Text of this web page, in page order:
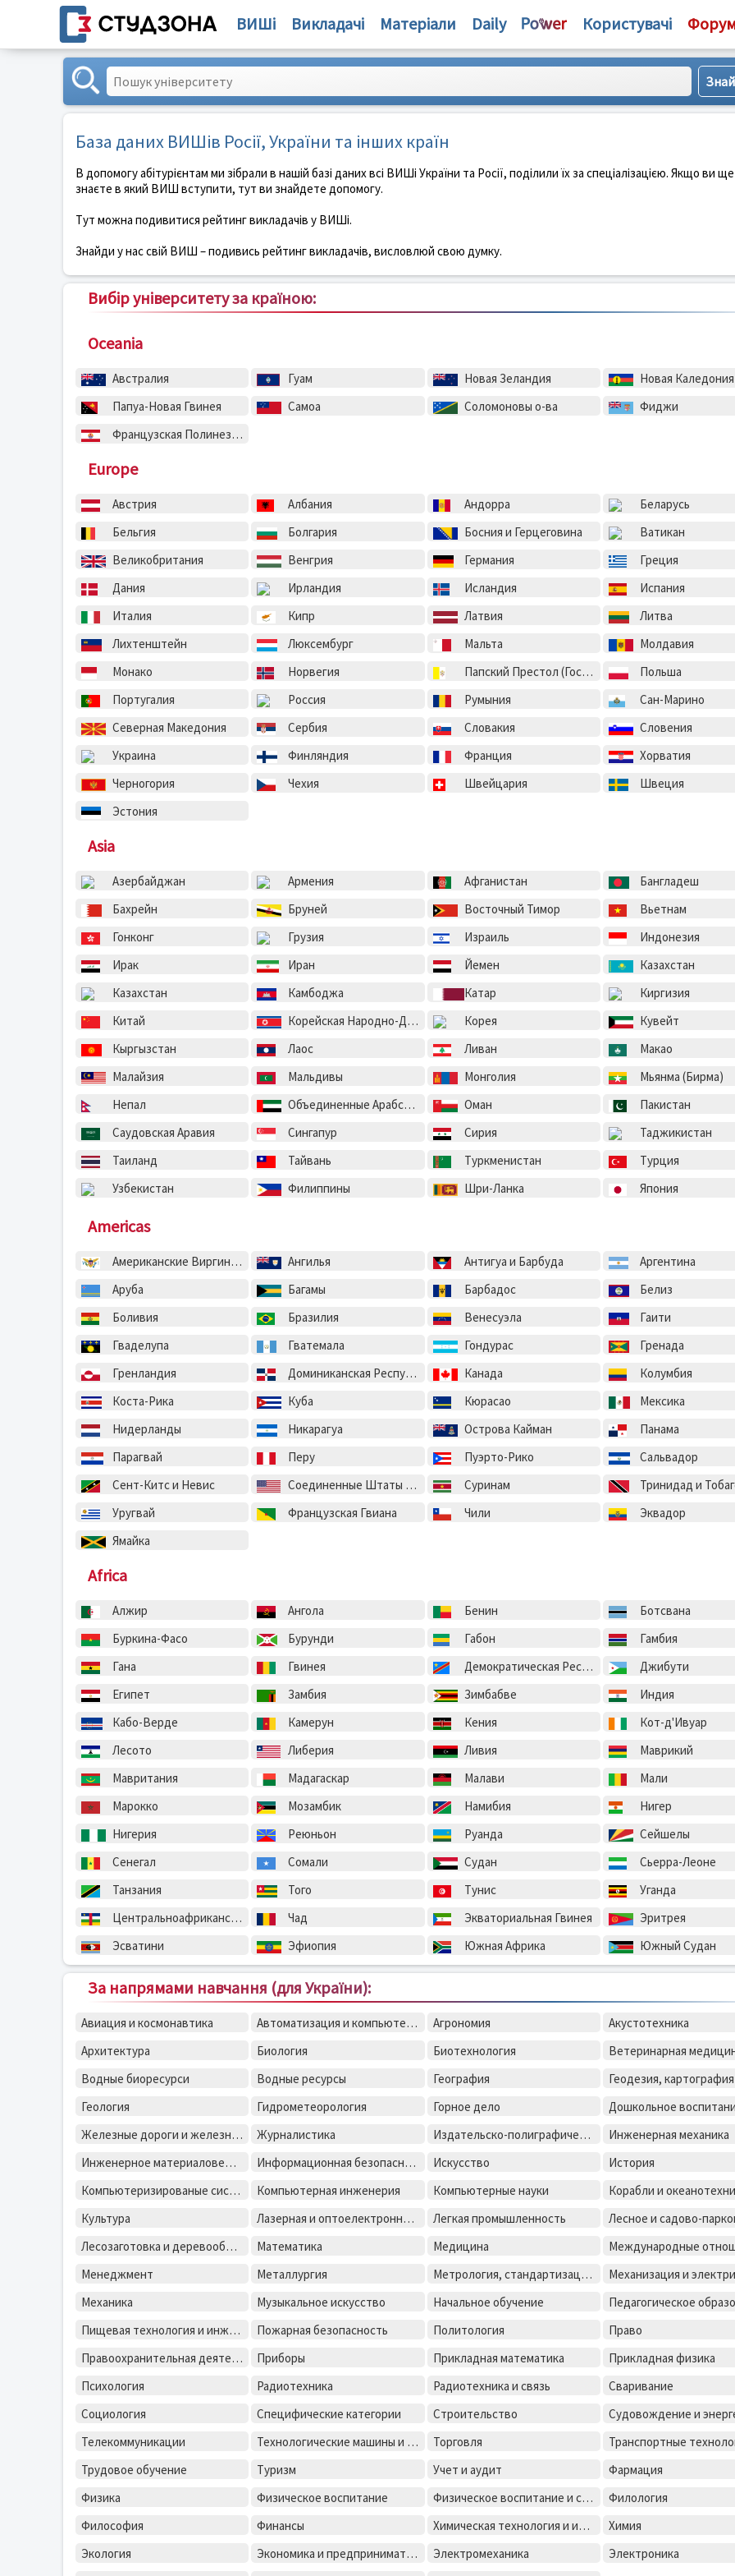
ВИШі Викладачі Матеріали Daily Користувачі
База даних ВИШів Росії, України та інших країн
В допомогу абітурієнтам ми зібрали в нашій базі даних всі ВИШі України та Росії, поділили їх за спеціалізацією. Якщо ви
знаєте в який ВИШ вступити, тут ви знайдете допомогу.
Тут можна подивитися рейтинг викладачів у ВИШі.
Знайди у нас свій ВИШ – подивись рейтинг викладачів, висловлюй свою думку.
Вибір університету за країною:
Oceania
Австралия Гуам Новая Зеландия
Новая Каледония
Папуа-Новая Гвинея
Самоа Соломоновы о-ва
Фиджи
Французская Полинезия
Europe
Австрия Албания Андорра
Беларусь
Бельгия
Болгария Босния и Герцеговина
Ватикан
Великобритания
Венгрия Германия
Греция
Дания
Ирландия Исландия
Испания
Италия
Кипр Латвия
Литва
Лихтенштейн
Люксембург Мальта
Молдавия
Монако
Норвегия Папский Престол (Государство-город Ватикан)
Польша
Португалия
Россия Румыния
Сан-Марино
Северная Македония
Сербия Словакия
Словения
Украина
Финляндия Франция
Хорватия
Черногория
Чехия Швейцария
Швеция
Эстония
Asia
Азербайджан Армения Афганистан
Бангладеш
Бахрейн
Бруней Восточный Тимор
Вьетнам
Гонконг
Грузия Израиль
Индонезия
Ирак
Иран Йемен
Казахстан
Казахстан
Камбоджа Катар
Киргизия
Китай
Корейская Народно-Демократическая Республика Корея
Кувейт
Кыргызстан
Лаос Ливан
Макао
Малайзия
Мальдивы Монголия
Мьянма (Бирма)
Непал
Объединенные Арабские Эмираты Оман
Пакистан
Саудовская Аравия
Сингапур Сирия
Таджикистан
Таиланд
Тайвань Туркменистан
Турция
Узбекистан
Филиппины Шри-Ланка Япония
Americas
Американские Виргинские острова Ангилья Антигуа и Барбуда
Аргентина
Аруба
Багамы Барбадос
Белиз
Боливия
Бразилия Венесуэла
Гаити
Гваделупа
Гватемала Гондурас
Гренада
Гренландия
Доминиканская Республика Канада
Колумбия
Коста-Рика
Куба Кюрасао
Мексика
Нидерланды
Никарагуа Острова Кайман
Панама
Парагвай
Перу Пуэрто-Рико
Сальвадор
Сент-Китс и Невис
Соединенные Штаты Америки Суринам
Тринидад и
Уругвай
Французская Гвиана Чили
Эквадор
Ямайка
Africa
Алжир Ангола Бенин
Ботсвана
Буркина-Фасо
Бурунди Габон
Гамбия
Гана
Гвинея Демократическая Республика Конго
Джибути
Египет
Замбия Зимбабве
Индия
Кабо-Верде
Камерун Кения
Кот-д'Ивуар
Лесото
Либерия Ливия
Маврикий
Мавритания
Мадагаскар Малави
Мали
Марокко
Мозамбик Намибия
Нигер
Нигерия
Реюньон Руанда
Сейшелы
Сенегал
Сомали Судан
Сьерра-Леоне
Танзания
Того Тунис
Уганда
Центральноафриканская Республика
Чад Экваториальная Гвинея
Эритрея
Эсватини
Эфиопия Южная Африка Южный Судан
За напрямами навчання (для України):
Авиация и космонавтика Автоматизация и компьютерно-интегрованые технологии Агрономия
Акустотехника
Архитектура
Биология Биотехнология
Ветеринарная
Водные биоресурси
Водные ресурсы
География
Геология
Гидрометеорология Горное дело
Дошкольное
Железные дороги и железнодорожная техника
Журналистика Издательско-полиграфическое дело
Инженерная механика
Инженерное материаловедение
Информационная безопасность Искусство
История
Компьютеризированые системы, автоматика и управления
Компьютерная инженерия Компьютерные науки
Корабли и
Культура
Лазерная и оптоелектронная техника
Легкая промышленность
Лесозаготовка и деревообработка
Математика Медицина
Международные
Менеджмент
Металлургия
Метрология, стандартизация и сертификация
Механика
Музыкальное искусство Начальное обучение
Педагогическое
Пищевая технология и инженерия
Пожарная безопасность Политология
Право
Правоохранительная деятельность
Приборы Прикладная математика
Прикладная физика
Психология
Радиотехника Радиотехника и связь
Сваривание
Социология
Специфические категории
Строительство
Телекоммуникации
Технологические машины и оборудования Торговля
Транспортные
Трудовое обучение
Туризм Учет и аудит
Фармация
Физика
Физическое воспитание Физическое воспитание и спорт
Филология
Философия
Финансы Химическая технология и инженерия
Химия
Экология
Экономика и предпринимательство Электромеханика
Электроника